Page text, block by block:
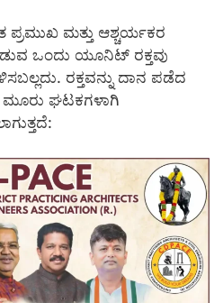
ಪ್ರಮುಖ ಮತ್ತು ಆಶ್ಚರ್ಯಕರ
ಒಂದು ಯೂನಿಟ್ ರಕ್ತವು
ರಕ್ತವನ್ನು ದಾನ ಪಡೆದ
ಮೂರು ಘಟಕಗಳಾಗಿ